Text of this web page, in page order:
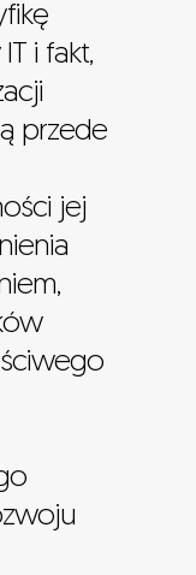
i fakt,
przede
jej